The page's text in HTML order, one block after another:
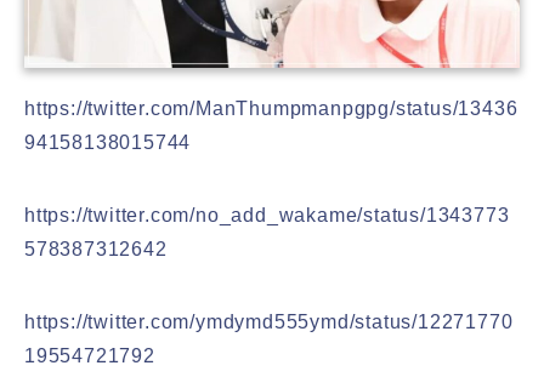
https://twitter.com/ManThumpmanpgpg/status/13436
94158138015744
https://twitter.com/no_add_wakame/status/1343773
578387312642
https://twitter.com/ymdymd555ymd/status/12271770
19554721792